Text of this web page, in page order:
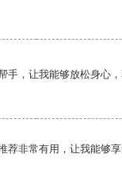
手，让我能够放松身心，
荐非常有用，让我能够